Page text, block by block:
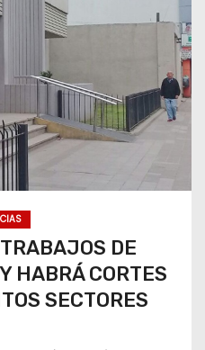
DE
HABRÁ CORTES
SECTORES